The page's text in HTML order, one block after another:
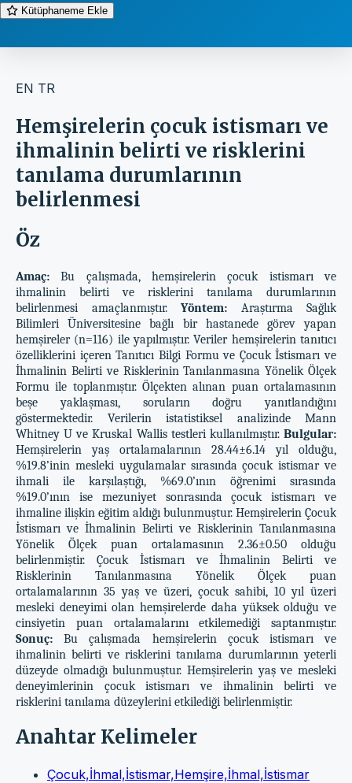
Kütüphaneme Ekle
EN TR
Hemşirelerin çocuk istismarı ve
ihmalinin belirti ve risklerini
tanılama durumlarının
belirlenmesi
Öz
Amaç: Bu çalışmada, hemşirelerin çocuk istismarı ve
ihmalinin belirti ve risklerini tanılama durumlarının
belirlenmesi amaçlanmıştır. Yöntem: Araştırma Sağlık
Bilimleri Üniversitesine bağlı bir hastanede görev yapan
hemşireler (n=116) ile yapılmıştır. Veriler hemşirelerin tanıtıcı
özelliklerini içeren Tanıtıcı Bilgi Formu ve Çocuk İstismarı ve
İhmalinin Belirti ve Risklerinin Tanılanmasına Yönelik Ölçek
Formu ile toplanmıştır. Ölçekten alınan puan ortalamasının
beşe yaklaşması, soruların doğru yanıtlandığını
göstermektedir. Verilerin istatistiksel analizinde Mann
Whitney U ve Kruskal Wallis testleri kullanılmıştır. Bulgular:
Hemşirelerin yaş ortalamalarının 28.44±6.14 yıl olduğu,
%19.8’inin mesleki uygulamalar sırasında çocuk istismar ve
ihmali ile karşılaştığı, %69.0’ının öğrenimi sırasında
%19.0’ının ise mezuniyet sonrasında çocuk istismarı ve
ihmaline ilişkin eğitim aldığı bulunmuştur. Hemşirelerin Çocuk
İstismarı ve İhmalinin Belirti ve Risklerinin Tanılanmasına
Yönelik Ölçek puan ortalamasının 2.36±0.50 olduğu
belirlenmiştir. Çocuk İstismarı ve İhmalinin Belirti ve
Risklerinin Tanılanmasına Yönelik Ölçek puan
ortalamalarının 35 yaş ve üzeri, çocuk sahibi, 10 yıl üzeri
mesleki deneyimi olan hemşirelerde daha yüksek olduğu ve
cinsiyetin puan ortalamalarını etkilemediği saptanmıştır.
Sonuç:Bu çalışmada hemşirelerin çocuk istismarı ve
ihmalinin belirti ve risklerini tanılama durumlarının yeterli
düzeyde olmadığı bulunmuştur. Hemşirelerin yaş ve mesleki
deneyimlerinin çocuk istismarı ve ihmalinin belirti ve
risklerini tanılama düzeylerini etkilediği belirlenmiştir.
Anahtar Kelimeler
Çocuk,İhmal,İstismar,Hemşire,İhmal,İstismar